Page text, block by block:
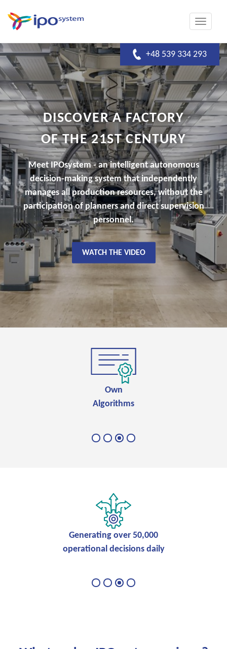
Toggle
+48 539 334 293
DISCOVER A FACTORY
OF THE 21ST CENTURY
Meet IPOsystem - an intelligent autonomous
decision-making system that independently
manages all production resources, without the
participation of planners and direct supervision
personnel.
WATCH THE VIDEO
Proven
efficiency
Integration with any ERP system